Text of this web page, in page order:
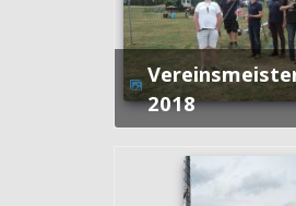
Vereinsmeisterschaft
2018